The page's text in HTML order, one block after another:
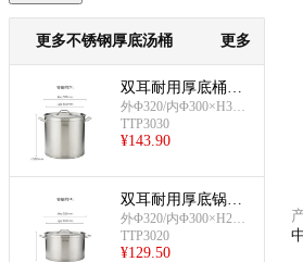
更多不锈钢厚底汤桶 更多
双耳耐用厚底桶连
盖(Φ300mm)
外Φ320/内Φ300×H300
mm;约21L
TTP3030
¥143.90
双耳耐用厚底锅连
盖(Φ300mm)
外Φ320/内Φ300×H200
mm;约14L
TTP3020
¥129.50